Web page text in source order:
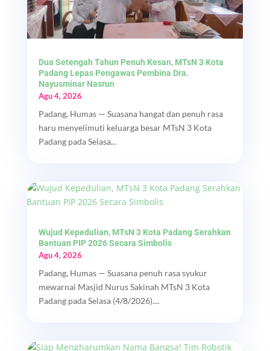
Dua Setengah Tahun Penuh Kesan, MTsN 3 Kota
Padang Lepas Pengawas Pembina Dra.
Nayusminar Nasrun
Agu 4, 2026
Padang, Humas — Suasana hangat dan penuh rasa
haru menyelimuti keluarga besar MTsN 3 Kota
Padang pada Selasa...
Wujud Kepedulian, MTsN 3 Kota Padang Serahkan
Bantuan PIP 2026 Secara Simbolis
Agu 4, 2026
Padang, Humas — Suasana penuh rasa syukur
mewarnai Masjid Nurus Sakinah MTsN 3 Kota
Padang pada Selasa (4/8/2026)....